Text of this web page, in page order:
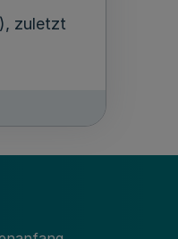
zuletzt
Gesetzes